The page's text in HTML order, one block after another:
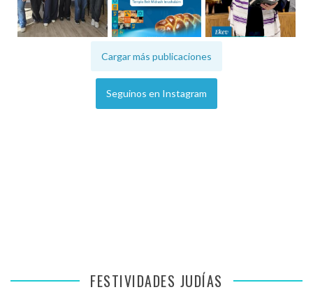
Cargar más publicaciones
Seguinos en Instagram
FESTIVIDADES JUDÍAS